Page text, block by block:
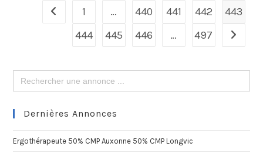
1 … 440 441 442
443
444
445 446 … 497
Search
for:
Dernières Annonces
Ergothérapeute 50% CMP Auxonne 50% CMP Longvic